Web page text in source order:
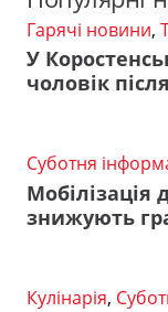
Гарячі новини,
У
чоловік
Суботня
Мобілізація
знижують
Кулінарія,